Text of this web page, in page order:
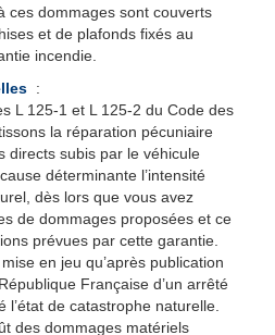
ces dommages sont couverts
et de plafonds fixés au
incendie.
:
L 125-1 et L 125-2 du Code des
la réparation pécuniaire
directs subis par le véhicule
déterminante l’intensité
dès lors que vous avez
de dommages proposées et ce
prévues par cette garantie.
en jeu qu’après publication
Française d’un arrêté
l’état de catastrophe naturelle.
des dommages matériels